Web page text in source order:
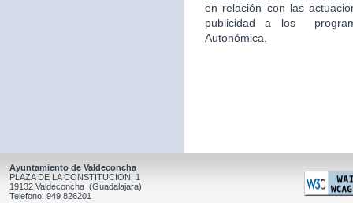
en relación con las
publicidad a los
Autonómica.
Ayuntamiento de Valdeconcha
PLAZA DE LA CONSTITUCION, 1
19132 Valdeconcha (Guadalajara)
Telefono: 949 826201